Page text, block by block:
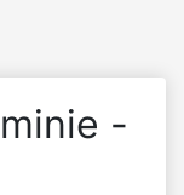
-